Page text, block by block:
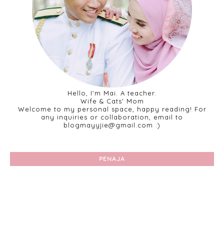
Hello, I'm Mai. A teacher.
Wife & Cats' Mom
Welcome to my personal space, happy reading! For
any inquiries or collaboration, email to
blogmayyjie@gmail.com :)
PENAJA